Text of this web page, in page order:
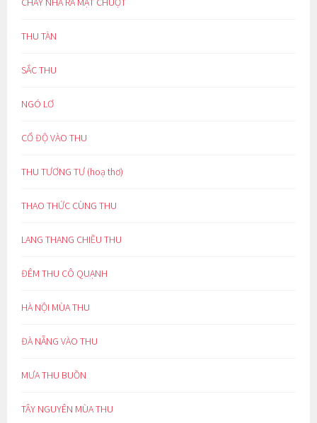
THU TÀN
SẮC THU
NGÓ LƠ
CỔ ĐỘ VÀO THU
THU TƯƠNG TƯ (hoạ thơ)
THAO THỨC CÙNG THU
LANG THANG CHIỀU THU
ĐÊM THU CÔ QUẠNH
HÀ NỘI MÙA THU
ĐÀ NẴNG VÀO THU
MƯA THU BUỒN
TÂY NGUYÊN MÙA THU